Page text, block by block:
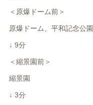
＜原爆ドーム前＞
原爆ドーム、平和記念公
↓ 9分
＜縮景園前＞
縮景園
↓ 3分